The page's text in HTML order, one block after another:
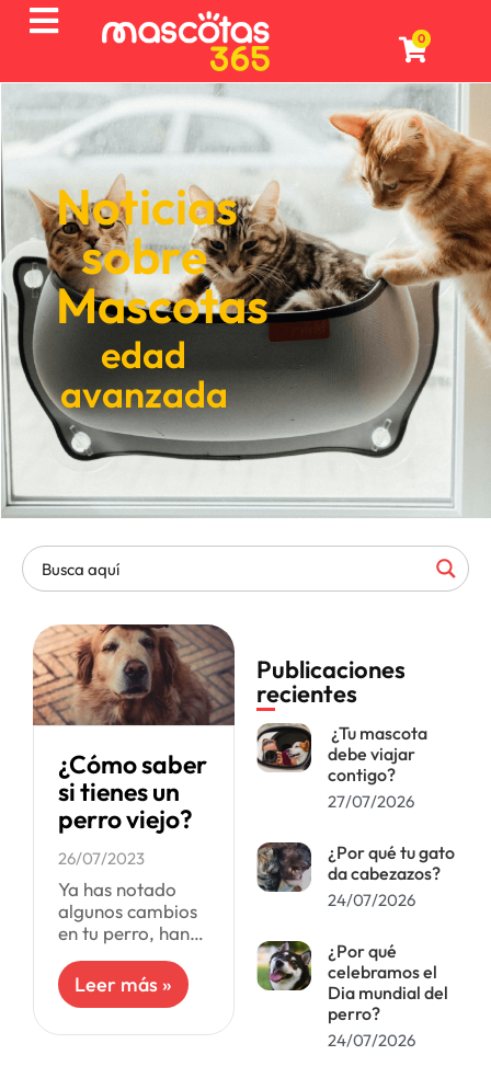
0
Noticias
sobre
Mascotas
edad
avanzada
¿Cómo saber
si tienes un
perro viejo?
26/07/2023
Ya has notado
algunos cambios
en tu perro, han
blancas en su
pelaje, su
es menos
Leer más »
Publicaciones
recientes
¿Tu mascota
debe viajar
contigo?
27/07/2026
¿Por qué tu gato
da cabezazos?
24/07/2026
¿Por qué
celebramos el
Dia mundial del
perro?
24/07/2026